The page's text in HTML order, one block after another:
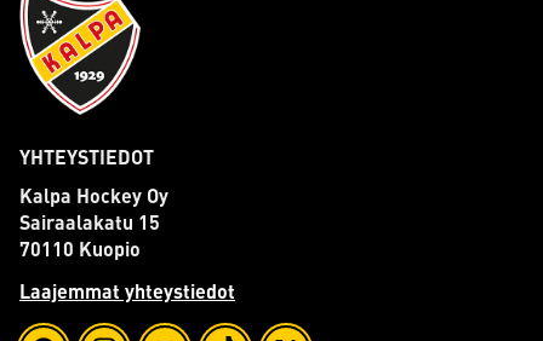
YHTEYSTIEDOT
Kalpa Hockey Oy
Sairaalakatu 15
70110 Kuopio
Laajemmat yhteystiedot